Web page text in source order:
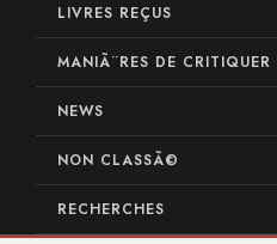
LIVRES REÇUS
MANIÃ¨RES DE CRITIQUER
NEWS
NON CLASSÃ©
RECHERCHES